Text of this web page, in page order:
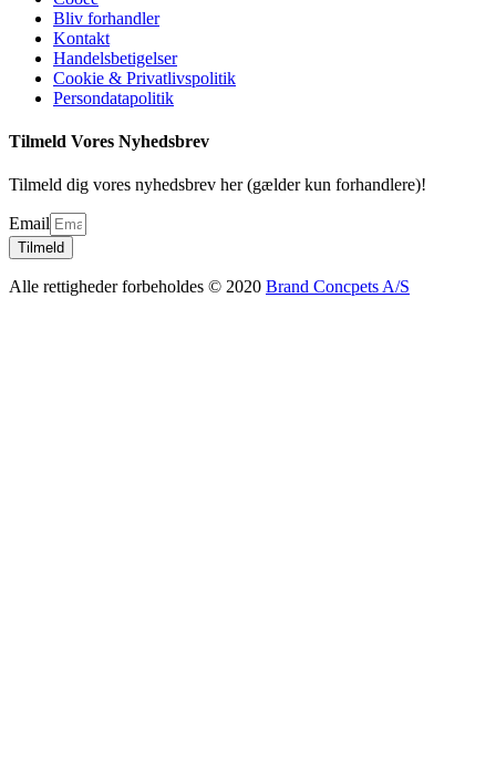
Bliv forhandler
Kontakt
Handelsbetigelser
Cookie & Privatlivspolitik
Persondatapolitik
Tilmeld Vores Nyhedsbrev
Tilmeld dig vores nyhedsbrev her (gælder kun forhandlere)!
Email
Tilmeld
Alle rettigheder forbeholdes © 2020 Brand Concpets A/S